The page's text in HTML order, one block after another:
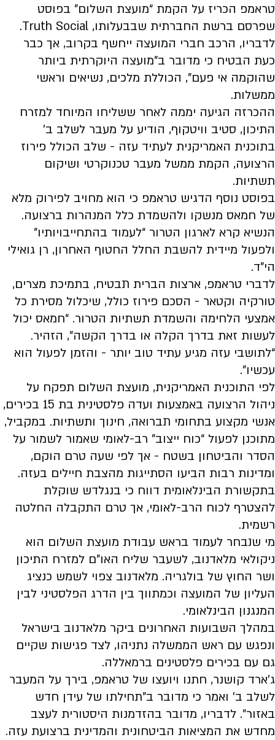
טראמפ הכריז על הקמת “מועצת השלום” בפוסט
שפרסם ברשת החברתית שבבעלותו, Truth Social.
לדבריו, הרכב חברי המועצה ייחשף בקרוב, אך כבר
כעת הבטיח כי מדובר ב”מועצה היוקרתית ביותר
שהוקמה אי פעם”, הכוללת מלכים, נשיאים וראשי
ממשלות.
ההכרזה הגיעה יממה לאחר ששליחו המיוחד למזרח
התיכון, סטיב וויטקוף, הודיע על מעבר לשלב ב’
בתוכנית האמריקנית לעתיד עזה - שלב הכולל פירוז
הרצועה, הקמת ממשל מעבר טכנוקרטי ושיקום
תשתיות.
בפוסט נוסף הדגיש טראמפ כי הוא מחויב לפירוק מלא
של חמאס מנשקו ולהשמדת כלל המנהרות ברצועה.
הנשיא קרא לארגון הטרור “לעמוד בהתחייבויותיו”
ולפעול מיידית להשבת החלל החטוף האחרון, רן גואילי
הי”ד.
לדברי טראמפ, ארצות הברית תבטיח, בתמיכת מצרים,
טורקיה וקטאר - הסכם פירוז כולל, שיכלול מסירת כל
אמצעי הלחימה והשמדת תשתיות הטרור. “חמאס יכול
לעשות זאת בדרך הקלה או בדרך הקשה”, הזהיר.
“לתושבי עזה מגיע עתיד טוב יותר - והזמן לפעול הוא
עכשיו”.
לפי התוכנית האמריקנית, מועצת השלום תפקח על
ניהול הרצועה באמצעות ועדה פלסטינית בת 15 בכירים,
אנשי מקצוע בתחומי תברואה, חינוך ותשתיות. במקביל,
מתוכנן לפעול “כוח ייצוב” רב-לאומי שאמור לשמור על
הסדר והביטחון בשטח - אך לפי שעה טרם הוקם,
ומדינות רבות הביעו הסתייגות מהצבת חיילים בעזה.
בתקשורת הבינלאומית דווח כי בנגלדש שוקלת
להצטרף לכוח הרב-לאומי, אך טרם התקבלה החלטה
רשמית.
מי שנבחר לעמוד בראש עבודת מועצת השלום הוא
ניקולאי מלאדנוב, לשעבר שליח האו”ם למזרח התיכון
ושר החוץ של בולגריה. מלאדנוב צפוי לשמש כנציג
העליון של המועצה וכמתווך בין הדרג הפלסטיני לבין
המנגנון הבינלאומי.
במהלך השבועות האחרונים ביקר מלאדנוב בישראל
ונפגש עם ראש הממשלה נתניהו, לצד פגישות שקיים
גם עם בכירים פלסטינים ברמאללה.
ג’ארד קושנר, חתנו ויועצו של טראמפ, בירך על המעבר
לשלב ב’ ואמר כי מדובר ב”תחילתו של עידן חדש
באזור”. לדבריו, מדובר בהזדמנות היסטורית לעצב
מחדש את המציאות הביטחונית והמדינית ברצועת עזה.